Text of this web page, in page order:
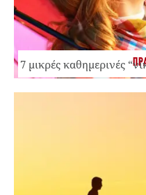
7 μικρές καθημερινές